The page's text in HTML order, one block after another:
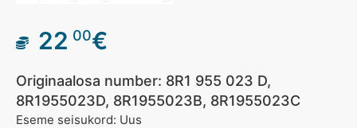
22 00€
Originaalosa number: 8R1 955 023 D,
8R1955023D, 8R1955023B, 8R1955023C
Eseme seisukord: Uus